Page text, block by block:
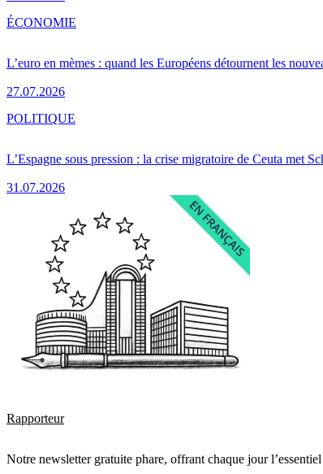
L’euro en mèmes : quand les Européens détournent les
27.07.2026
ÉCONOMIE
L’Espagne sous pression : la crise migratoire de Ceuta met
31.07.2026
POLITIQUE
Rapporteur
Notre newsletter gratuite phare, offrant chaque jour